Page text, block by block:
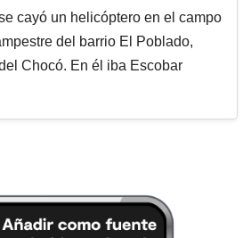
cayó un helicóptero en el campo
del barrio El Poblado,
Chocó. En él iba Escobar